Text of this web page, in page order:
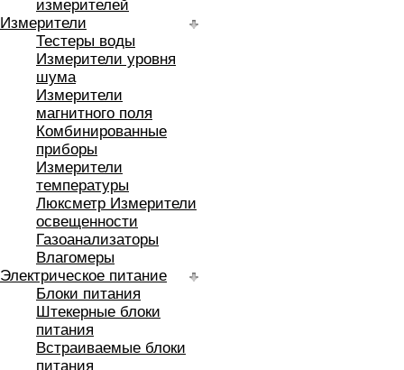
измерителей
Измерители
Тестеры воды
Измерители уровня
шума
Измерители
магнитного поля
Комбинированные
приборы
Измерители
температуры
Люксметр Измерители
освещенности
Газоанализаторы
Влагомеры
Электрическое питание
Блоки питания
Штекерные блоки
питания
Встраиваемые блоки
питания